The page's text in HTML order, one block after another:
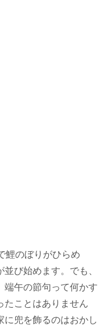
鯉のぼりがひらめ
び始めます。でも、
端午の節句って何かす
たことはありません
に兜を飾るのはおかし